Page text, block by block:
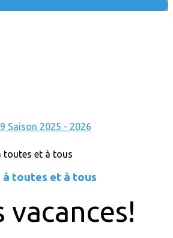
Saison 2025 - 2026
à toutes et à tous
vacances!